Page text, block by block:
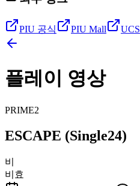
PIU 공식 PIU Mall UCS
플레이 영상
PRIME2
ESCAPE (Single24)
비
비효